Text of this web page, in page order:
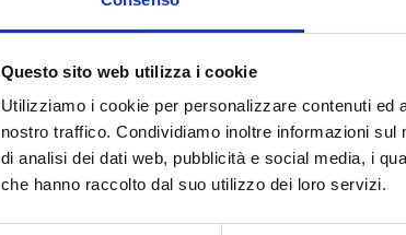
Questo sito web utilizza i cookie
Utilizziamo i cookie per personalizzare contenuti
nostro traffico. Condividiamo inoltre informazioni
di analisi dei dati web, pubblicità e social media, i
che hanno raccolto dal suo utilizzo dei loro servizi.